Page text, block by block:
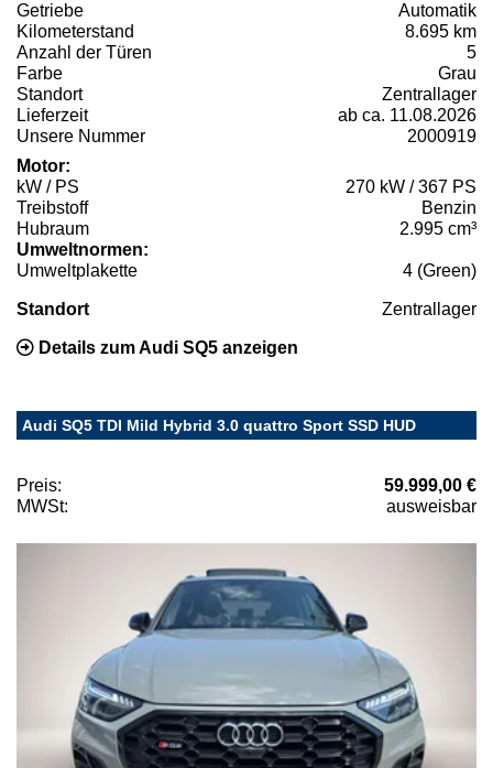
Getriebe
Automatik
Kilometerstand
8.695 km
Anzahl der Türen
5
Farbe
Grau
Standort
Zentrallager
Lieferzeit
ab ca. 11.08.2026
Unsere Nummer
2000919
Motor:
kW / PS
270 kW / 367 PS
Treibstoff
Benzin
Hubraum
2.995 cm³
Umweltnormen:
Umweltplakette
4 (Green)
Standort Zentrallager
Details zum Audi SQ5 anzeigen
Audi SQ5 TDI Mild Hybrid 3.0 quattro Sport SSD HUD
Preis:
59.999,00 €
MWSt:
ausweisbar